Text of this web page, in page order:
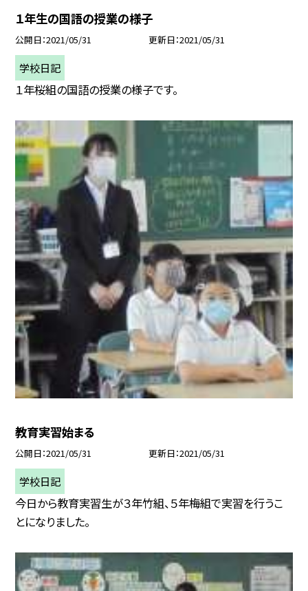
１年生の国語の授業の様子
公開日 2021/05/31 更新日 2021/05/31
学校日記
１年桜組の国語の授業の様子です。
教育実習始まる
公開日 2021/05/31 更新日 2021/05/31
学校日記
今日から教育実習生が３年竹組、５年梅組で実習を行うこ
とになりました。